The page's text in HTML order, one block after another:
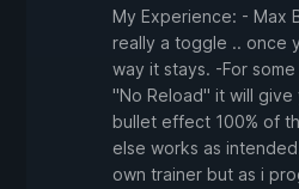
My Experience: - Max
really a toggle .. once
way it stays. -For
"No Reload" it will
bullet effect 100% of
else works as
own trainer but as i